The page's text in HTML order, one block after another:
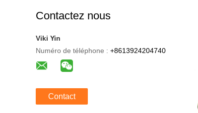
Contactez nous
Viki Yin
Numéro de téléphone : +8613924204740
Contact